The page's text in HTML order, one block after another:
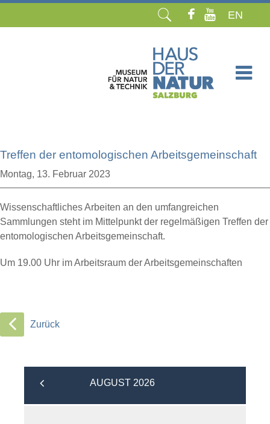
EN
Treffen der entomologischen Arbeitsgemeinschaft
Montag, 13. Februar 2023
Wissenschaftliches Arbeiten an den umfangreichen
Sammlungen steht im Mittelpunkt der regelmäßigen Treffen der
entomologischen Arbeitsgemeinschaft.
Um 19.00 Uhr im Arbeitsraum der Arbeitsgemeinschaften
Zurück
AUGUST 2026